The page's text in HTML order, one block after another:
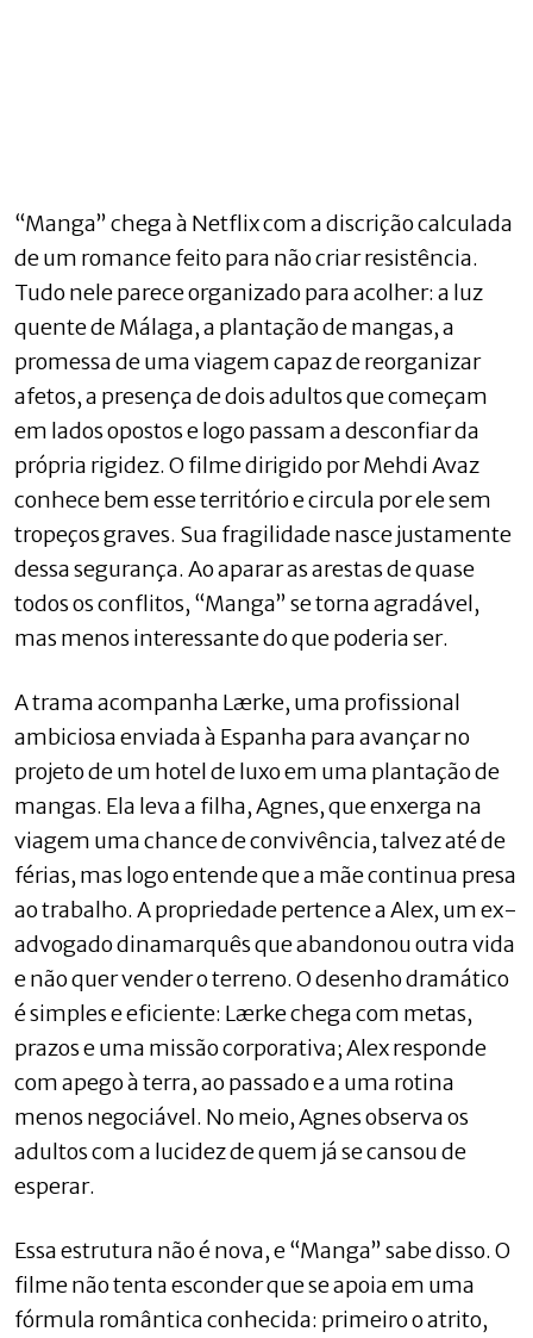
“Manga” chega à Netflix com a discrição calculada
de um romance feito para não criar resistência.
Tudo nele parece organizado para acolher: a luz
quente de Málaga, a plantação de mangas, a
promessa de uma viagem capaz de reorganizar
afetos, a presença de dois adultos que começam
em lados opostos e logo passam a desconfiar da
própria rigidez. O filme dirigido por Mehdi Avaz
conhece bem esse território e circula por ele sem
tropeços graves. Sua fragilidade nasce justamente
dessa segurança. Ao aparar as arestas de quase
todos os conflitos, “Manga” se torna agradável,
mas menos interessante do que poderia ser.
A trama acompanha Lærke, uma profissional
ambiciosa enviada à Espanha para avançar no
projeto de um hotel de luxo em uma plantação de
mangas. Ela leva a filha, Agnes, que enxerga na
viagem uma chance de convivência, talvez até de
férias, mas logo entende que a mãe continua presa
ao trabalho. A propriedade pertence a Alex, um ex-
advogado dinamarquês que abandonou outra vida
e não quer vender o terreno. O desenho dramático
é simples e eficiente: Lærke chega com metas,
prazos e uma missão corporativa; Alex responde
com apego à terra, ao passado e a uma rotina
menos negociável. No meio, Agnes observa os
adultos com a lucidez de quem já se cansou de
esperar.
Essa estrutura não é nova, e “Manga” sabe disso. O
filme não tenta esconder que se apoia em uma
fórmula romântica conhecida: primeiro o atrito,